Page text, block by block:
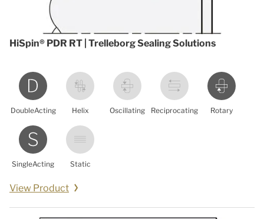
HiSpin® PDR RT | Trelleborg Sealing Solutions
DoubleActing Helix Oscillating Reciprocating Rotary
SingleActing Static
View Product